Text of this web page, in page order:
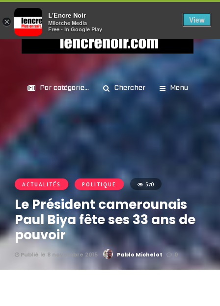
Par catégorie... Chercher Menu
ACTUALITÉS POLITIQUE 570
Le Président camerounais
Paul Biya fête ses 33 ans de
pouvoir
Publié le 8 novembre 2015 Pablo Michelot 0
×
L'Encre Noir
Milotche Media
Free - In Google Play
View